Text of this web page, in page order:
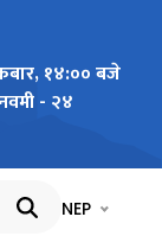
१४:०० बजे
- २४
भाषा चयन
NEP